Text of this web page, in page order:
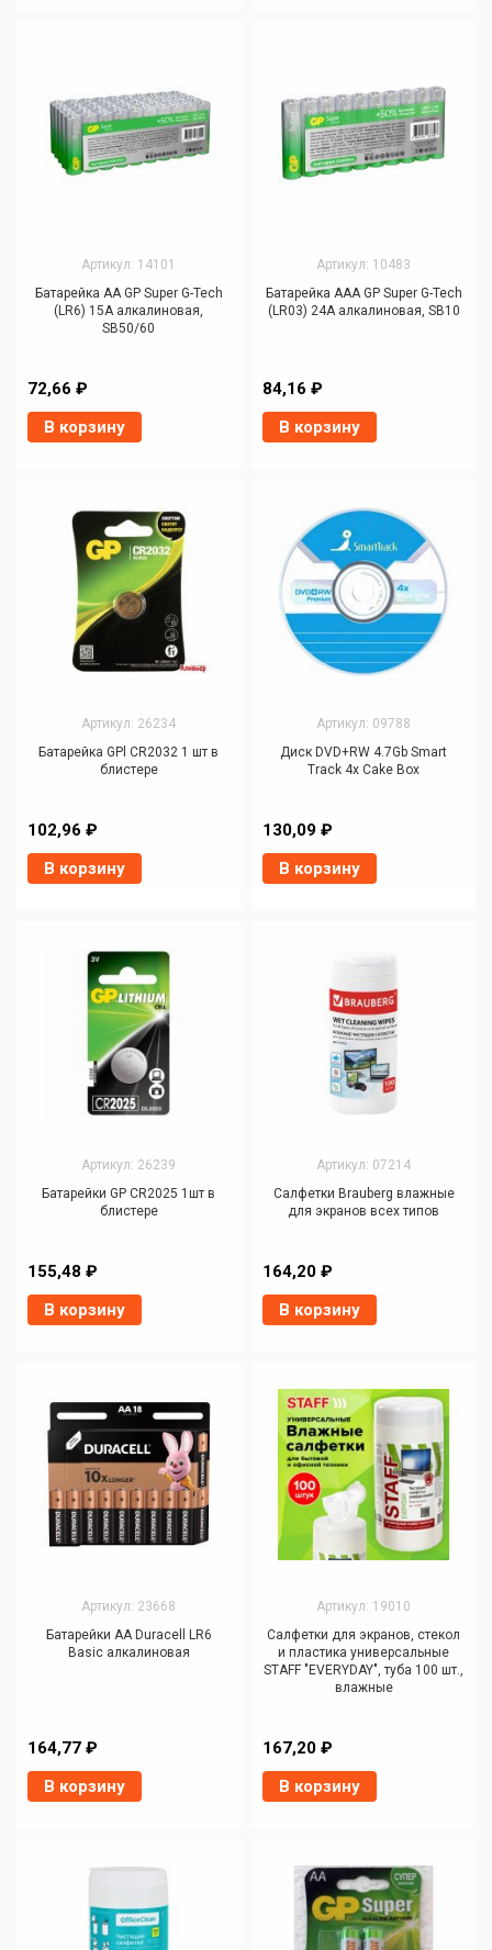
Артикул: 14101
Батарейка AA GP Super G-Tech
(LR6) 15A алкалиновая,
SB50/60
72,66 ₽
В корзину
Артикул: 10483
Батарейка AAA GP Super G-Tech
(LR03) 24A алкалиновая, SB10
84,16 ₽
В корзину
Артикул: 26234
Батарейка GPl CR2032 1 шт в
блистере
102,96 ₽
В корзину
Артикул: 09788
Диск DVD+RW 4.7Gb Smart
Track 4x Cake Box
130,09 ₽
В корзину
Артикул: 26239
Батарейки GP CR2025 1шт в
блистере
155,48 ₽
В корзину
Артикул: 07214
Салфетки Brauberg влажные
для экранов всех типов
164,20 ₽
В корзину
Артикул: 23668
Батарейки AA Duracell LR6
Basic алкалиновая
164,77 ₽
В корзину
Артикул: 19010
Салфетки для экранов, стекол
и пластика универсальные
STAFF "EVERYDAY", туба 100 шт.,
влажные
167,20 ₽
В корзину